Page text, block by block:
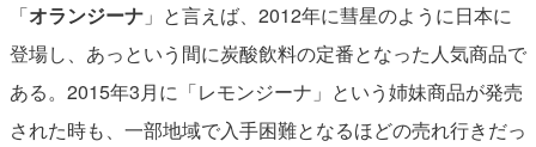
「オランジーナ」と言えば、2012年に彗星のように日本に
登場し、あっという間に炭酸飲料の定番となった人気商品で
ある。2015年3月に「レモンジーナ」という姉妹商品が発売
された時も、一部地域で入手困難となるほどの売れ行きだっ